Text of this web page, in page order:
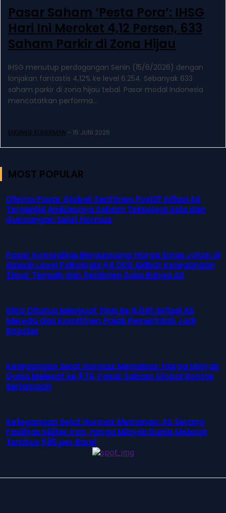
Pasar Saham ‘Pesta Pora’: IHSG
Hari Ini Meroket 4,12 Persen, 633
Saham Parkir di Zona Hijau
IHSG menutup perdagangan Senin (15/6/2026) dengan
lonjakan fantastis 4,12% ke level 6.254. Sebanyak 633
saham parkir di zona hijau tebal. Pasar modal Indonesia
mencatatkan performa...
ENDANG SUHERMAN - 15 JUNI 2026
MOST POPULAR
Dilema Pasar Global: Sentimen Positif Inflasi AS
Terganjal Amblesnya Saham Teknologi Asia dan
Guncangan Selat Hormuz
Pasar Komoditas Berguncang: Harga Emas Jatuh di
Bawah Level Psikologis $4.000 Akibat Ketegangan
Timur Tengah dan Sentimen Suku Bunga AS
IHSG Ditutup Menguat Tipis ke 6.041: Inflasi AS
Mereda dan Komitmen Pajak Pemerintah Jadi
Booster
Ketegangan Selat Hormuz Memanas: Harga Minyak
Dunia Melesat ke $79, Pasar Saham Global Rontok
Berjamaah
Ketegangan Selat Hormuz Memanas: AS Serang
Fasilitas Militer Iran, Harga Minyak Dunia Melesat
Tembus $85 per Barel